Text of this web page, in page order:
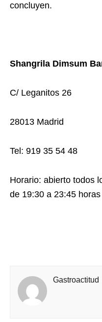
concluyen.
Shangrila Dimsum
C/ Leganitos 26
28013 Madrid
Tel: 919 35 54 48
Horario: abierto todos
de 19:30 a 23:45 horas
Gastroactitud